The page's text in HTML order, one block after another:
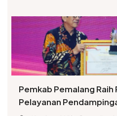
Pemkab Pemalang
Pelayanan